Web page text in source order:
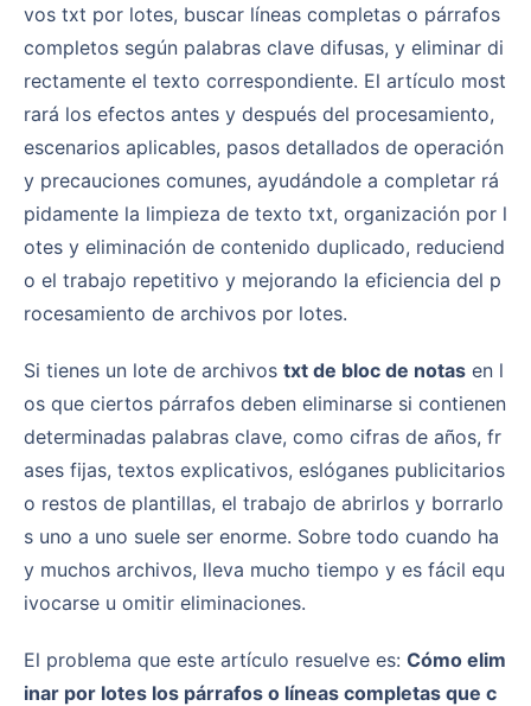
vos txt por lotes, buscar líneas completas o párrafos
completos según palabras clave difusas, y eliminar di
rectamente el texto correspondiente. El artículo most
rará los efectos antes y después del procesamiento,
escenarios aplicables, pasos detallados de operación
y precauciones comunes, ayudándole a completar rá
pidamente la limpieza de texto txt, organización por l
otes y eliminación de contenido duplicado, reduciend
o el trabajo repetitivo y mejorando la eficiencia del p
rocesamiento de archivos por lotes.
Si tienes un lote de archivos txt de bloc de notas en l
os que ciertos párrafos deben eliminarse si contienen
determinadas palabras clave, como cifras de años, fr
ases fijas, textos explicativos, eslóganes publicitarios
o restos de plantillas, el trabajo de abrirlos y borrarlo
s uno a uno suele ser enorme. Sobre todo cuando ha
y muchos archivos, lleva mucho tiempo y es fácil equ
ivocarse u omitir eliminaciones.
El problema que este artículo resuelve es: Cómo elim
inar por lotes los párrafos o líneas completas que c